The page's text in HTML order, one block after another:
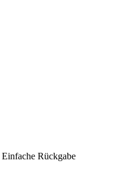
Einfache Rückgabe